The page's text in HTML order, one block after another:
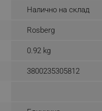
Налично на склад
Rosberg
0.92 kg
3800235305812
_sgf_delayed_campaigns
_sgf_npq
_sgf_clicked_banners
_sgf_rq